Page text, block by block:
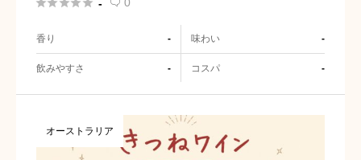
- 
香り - 味わい -
飲みやすさ - コスパ -
オーストラリア